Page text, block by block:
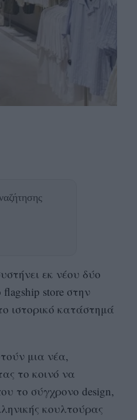
εκ νέου δύο
flagship store στην
ιστορικό κατάστημά
μια νέα,
το κοινό να
το σύγχρονο design,
κουλτούρας